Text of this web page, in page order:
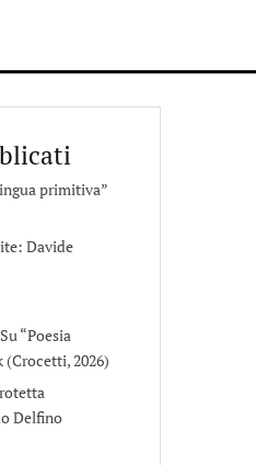
primitiva”
Davide
“Poesia
2026)
Delfino